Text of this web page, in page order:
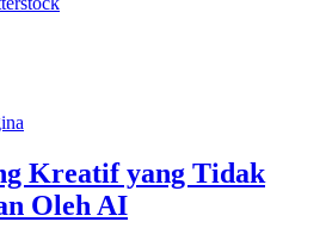
Kreatif yang Tidak
Oleh AI